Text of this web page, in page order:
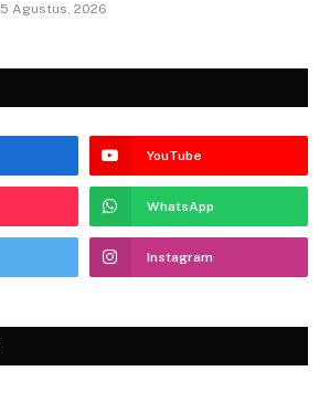
5 Agustus, 2026
YouTube
WhatsApp
Instagram